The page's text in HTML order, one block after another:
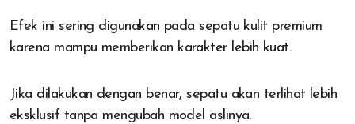
Efek ini sering digunakan pada sepatu kulit premium
karena mampu memberikan karakter lebih kuat.
Jika dilakukan dengan benar, sepatu akan terlihat lebih
eksklusif tanpa mengubah model aslinya.